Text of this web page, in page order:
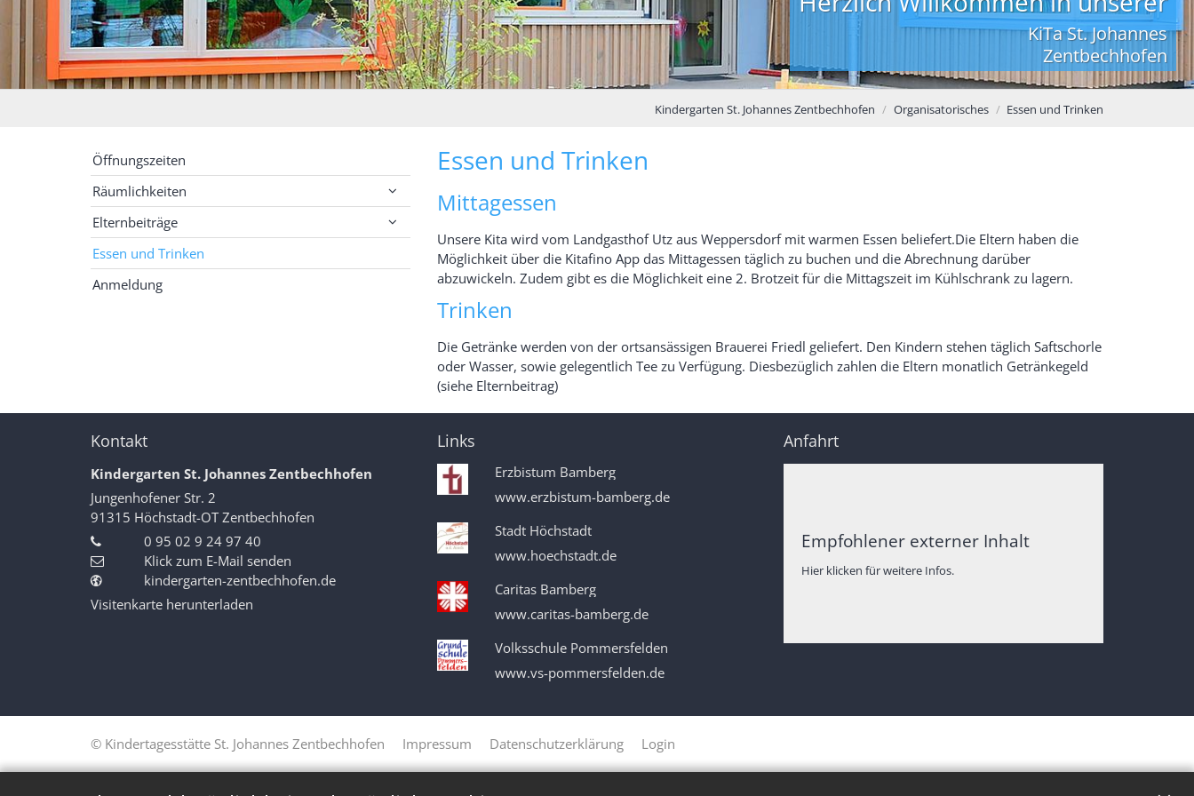
KiTa St. Johannes
Zentbechhofen
Kindergarten St. Johannes Zentbechhofen Organisatorisches Essen und Trinken
Essen und Trinken
Mittagessen
Unsere Kita wird vom Landgasthof Utz aus Weppersdorf mit warmen Essen beliefert.Die Eltern haben die
Möglichkeit über die Kitafino App das Mittagessen täglich zu buchen und die Abrechnung darüber
abzuwickeln. Zudem gibt es die Möglichkeit eine 2. Brotzeit für die Mittagszeit im Kühlschrank zu lagern.
Trinken
Die Getränke werden von der ortsansässigen Brauerei Friedl geliefert. Den Kindern stehen täglich Saftschorle
oder Wasser, sowie gelegentlich Tee zu Verfügung. Diesbezüglich zahlen die Eltern monatlich Getränkegeld
(siehe Elternbeitrag)
Öffnungszeiten
Räumlichkeiten
Elternbeiträge
Essen und Trinken
Anmeldung
Kontakt
Kindergarten St. Johannes Zentbechhofen
Jungenhofener Str. 2
91315 Höchstadt-OT Zentbechhofen
0 95 02 9 24 97 40
Klick zum E-Mail senden
kindergarten-zentbechhofen.de
Visitenkarte herunterladen
Links
Erzbistum Bamberg
www.erzbistum-bamberg.de
Stadt Höchstadt
www.hoechstadt.de
Caritas Bamberg
www.caritas-bamberg.de
Volksschule Pommersfelden
www.vs-pommersfelden.de
Anfahrt
Empfohlener externer Inhalt
Hier klicken für weitere Infos.
© Kindertagesstätte St. Johannes Zentbechhofen Impressum Datenschutzerklärung Login